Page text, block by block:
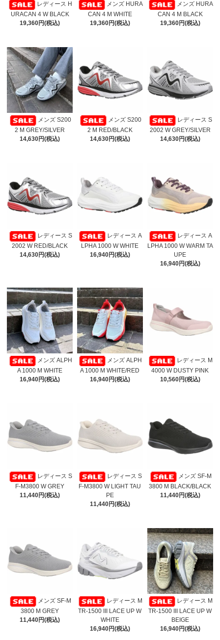
レディース H
URACAN 4 W BLACK
19,360円(税込)
メンズ HURA
CAN 4 M WHITE
19,360円(税込)
メンズ HURA
CAN 4 M BLACK
19,360円(税込)
メンズ S200
2 M GREY/SILVER
14,630円(税込)
メンズ S200
2 M RED/BLACK
14,630円(税込)
レディース S
2002 W GREY/SILVER
14,630円(税込)
レディース S
2002 W RED/BLACK
14,630円(税込)
レディース A
LPHA 1000 W WHITE
16,940円(税込)
レディース A
LPHA 1000 W WARM TA
UPE
16,940円(税込)
メンズ ALPH
A 1000 M WHITE
16,940円(税込)
メンズ ALPH
A 1000 M WHITE/RED
16,940円(税込)
レディース M
4000 W DUSTY PINK
10,560円(税込)
レディース S
F-M3800 W GREY
11,440円(税込)
レディース S
F-M3800 W LIGHT TAU
PE
11,440円(税込)
メンズ SF-M
3800 M BLACK/BLACK
11,440円(税込)
メンズ SF-M
3800 M GREY
11,440円(税込)
レディース M
TR-1500 III LACE UP W
WHITE
16,940円(税込)
レディース M
TR-1500 III LACE UP W
BEIGE
16,940円(税込)